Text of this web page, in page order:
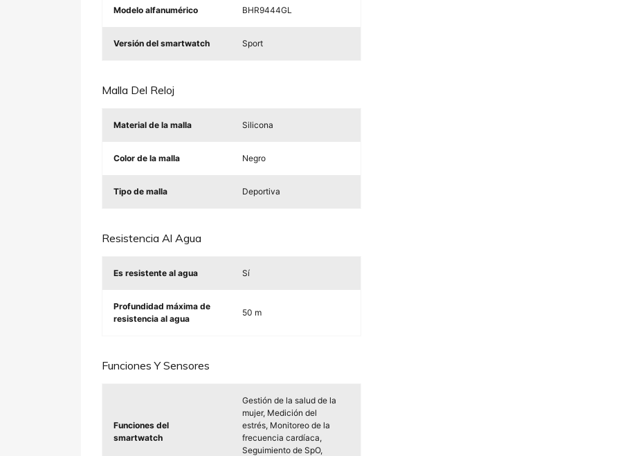
Modelo alfanumérico BHR9444GL
Versión del smartwatch Sport
Malla Del Reloj
Material de la malla Silicona
Color de la malla Negro
Tipo de malla Deportiva
Resistencia Al Agua
Es resistente al agua Sí
Profundidad máxima de
resistencia al agua
50 m
Funciones Y Sensores
Funciones del
smartwatch
Gestión de la salud de la
mujer, Medición del
estrés, Monitoreo de la
frecuencia cardíaca,
Seguimiento de SpO,